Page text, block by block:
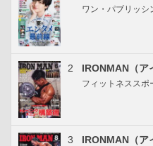
ワン・パブリッシ
2 IRONMAN（ア
フィットネススポ
3 IRONMAN（ア